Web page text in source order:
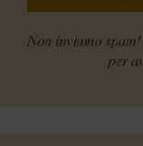
Non inviamo
per